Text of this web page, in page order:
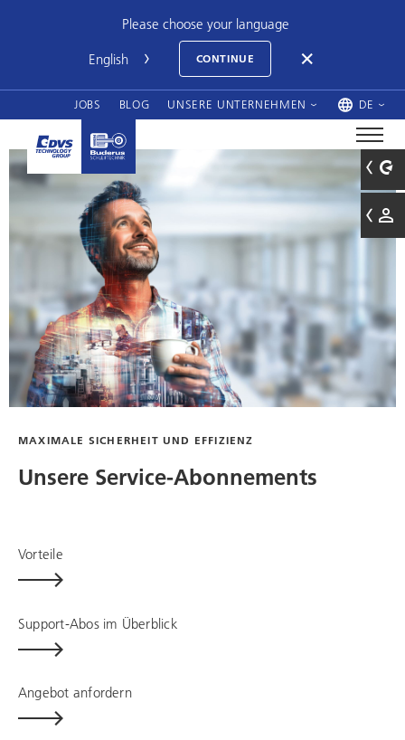
Please choose your language
CONTINUE
JOBS BLOG UNSERE UNTERNEHMEN DE
MAXIMALE SICHERHEIT UND EFFIZIENZ
Unsere Service-Abonnements
Vorteile
Support-Abos im Überblick
Angebot anfordern